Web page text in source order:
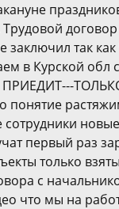
Трудовой
заключил так
в Курской обл
ПРИЕДИТ---
понятие
сотрудники
первый раз
только
с
что мы на